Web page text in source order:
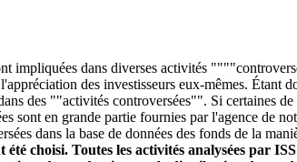
impliquées dans diverses activités
des investisseurs eux-mêmes. Étant
des ""activités controversées"". Si certaines
sont en grande partie fournies par l'agence de
dans la base de données des fonds de la
choisi. Toutes les activités analysées par